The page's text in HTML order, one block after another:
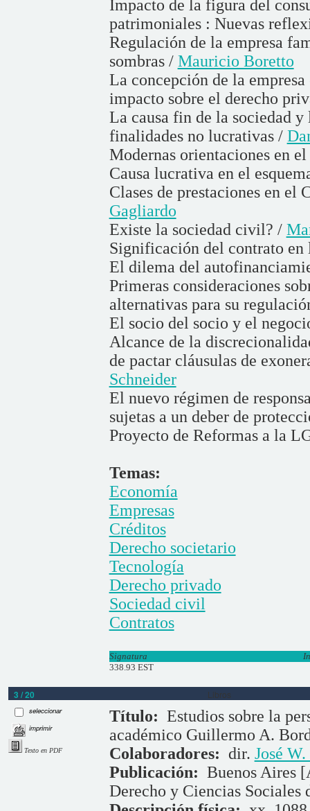
Impacto de la figura del
patrimoniales : Nuevas
Regulación de la empresa
sombras / Mauricio Boretto
La concepción de la
impacto sobre el derecho
La causa fin de la sociedad
finalidades no lucrativas /
Modernas orientaciones en
Causa lucrativa en el
Clases de prestaciones en
Gagliardo
Existe la sociedad civil? /
Significación del contrato
El dilema del
Primeras consideraciones
alternativas para su
El socio del socio y el
Alcance de la
de pactar cláusulas de
Schneider
El nuevo régimen de
sujetas a un deber de
Proyecto de Reformas a la
Temas:
Economía
Empresas
Créditos
Derecho societario
Tecnología
Derecho privado
Sociedad civil
Contratos
Signatura
338.93 EST
3 / 20 Libros
seleccionar
imprimir
Texto en PDF
Título: Estudios sobre la
académico Guillermo A.
Colaboradores: dir. José
Publicación: Buenos Aires
Derecho y Ciencias Sociales